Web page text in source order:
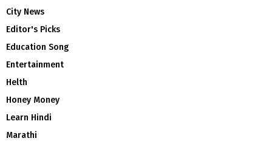
City News
Editor's Picks
Education Song
Entertainment
Helth
Honey Money
Learn Hindi
Marathi